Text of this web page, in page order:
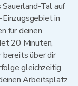
Tal auf
in
für deinen
20 Minuten,
bereits über dir
gleichzeitig
Arbeitsplatz